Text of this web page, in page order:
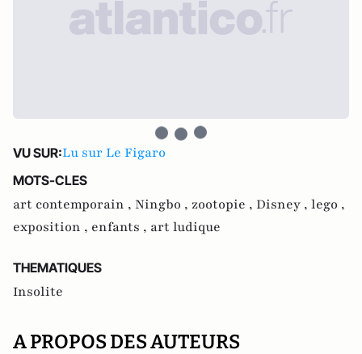
VU SUR:Lu sur Le Figaro
MOTS-CLES
art contemporain , Ningbo , zootopie , Disney , lego ,
exposition , enfants , art ludique
THEMATIQUES
Insolite
A PROPOS DES AUTEURS